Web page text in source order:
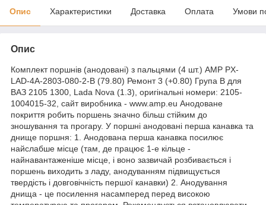
Опис Характеристики Доставка Оплата Умови
Опис
Комплект поршнів (анодовані) з пальцями (4 шт.) AMP PX-
LAD-4A-2803-080-2-B (79.80) Ремонт 3 (+0.80) Група B для
ВАЗ 2105 1300, Lada Nova (1.3), оригінальні номери: 2105-
1004015-32, сайт виробника - www.amp.eu Анодоване
покриття робить поршень значно більш стійким до
зношування та прогару. У поршні анодовані перша канавка та
днище поршня: 1. Анодована перша канавка посилює
найслабше місце (там, де працює 1-е кільце -
найнавантаженіше місце, і воно зазвичай розбивається і
поршень виходить з ладу, анодуванням підвищується
твердість і довговічність першої канавки) 2. Анодування
днища - це посилення насамперед перед високою